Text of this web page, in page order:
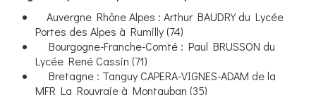
Auvergne Rhône Alpes : Arthur BAUDRY du Lycée
Portes des Alpes à Rumilly (74)
Bourgogne-Franche-Comté : Paul BRUSSON du
Lycée René Cassin (71)
Bretagne : Tanguy CAPERA-VIGNES-ADAM de la
MFR La Rouvraie à Montauban (35)